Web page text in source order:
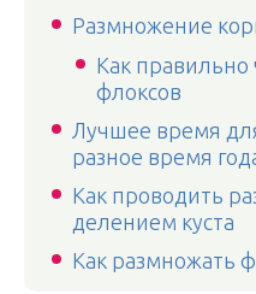
Размножение
Как правильно
флоксов
Лучшее время
разное время
Как проводить
делением куста
Как размножать